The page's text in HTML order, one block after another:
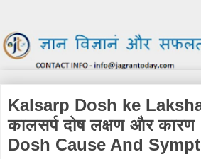
Kalsarp Dosh ke
कालसर्प दोष लक्षण और
Dosh Cause And